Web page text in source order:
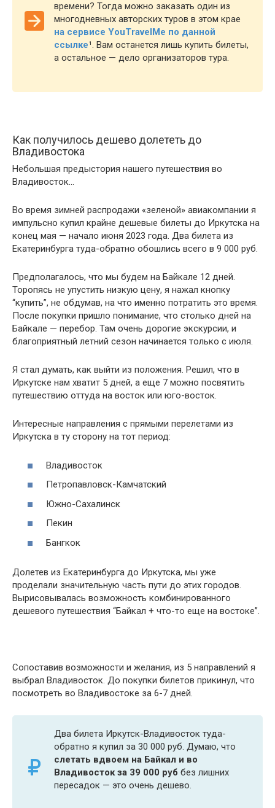
времени? Тогда можно заказать один из
многодневных авторских туров в этом крае
на сервисе YouTravelMe по данной
ссылке¹. Вам останется лишь купить билеты,
а остальное — дело организаторов тура.
Как получилось дешево долететь до
Владивостока
Небольшая предыстория нашего путешествия во
Владивосток…
Во время зимней распродажи «зеленой» авиакомпании я
импульсно купил крайне дешевые билеты до Иркутска на
конец мая — начало июня 2023 года. Два билета из
Екатеринбурга туда-обратно обошлись всего в 9 000 руб.
Предполагалось, что мы будем на Байкале 12 дней.
Торопясь не упустить низкую цену, я нажал кнопку
“купить”, не обдумав, на что именно потратить это время.
После покупки пришло понимание, что столько дней на
Байкале — перебор. Там очень дорогие экскурсии, и
благоприятный летний сезон начинается только с июля.
Я стал думать, как выйти из положения. Решил, что в
Иркутске нам хватит 5 дней, а еще 7 можно посвятить
путешествию оттуда на восток или юго-восток.
Интересные направления с прямыми перелетами из
Иркутска в ту сторону на тот период:
Владивосток
Петропавловск-Камчатский
Южно-Сахалинск
Пекин
Бангкок
Долетев из Екатеринбурга до Иркутска, мы уже
проделали значительную часть пути до этих городов.
Вырисовывалась возможность комбинированного
дешевого путешествия “Байкал + что-то еще на востоке”.
Сопоставив возможности и желания, из 5 направлений я
выбрал Владивосток. До покупки билетов прикинул, что
посмотреть во Владивостоке за 6-7 дней.
Два билета Иркутск-Владивосток туда-
обратно я купил за 30 000 руб. Думаю, что
слетать вдвоем на Байкал и во
Владивосток за 39 000 руб без лишних
пересадок — это очень дешево.